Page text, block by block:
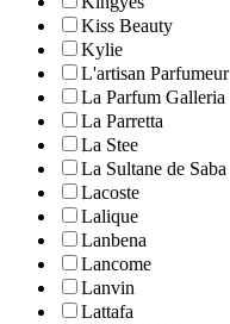
Kiss Beauty
Kylie
L'artisan Parfumeur
La Parfum Galleria
La Parretta
La Stee
La Sultane de Saba
Lacoste
Lalique
Lanbena
Lancome
Lanvin
Lattafa